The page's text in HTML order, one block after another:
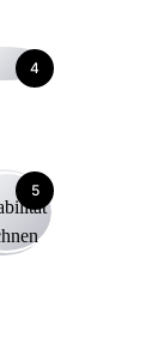
4
5